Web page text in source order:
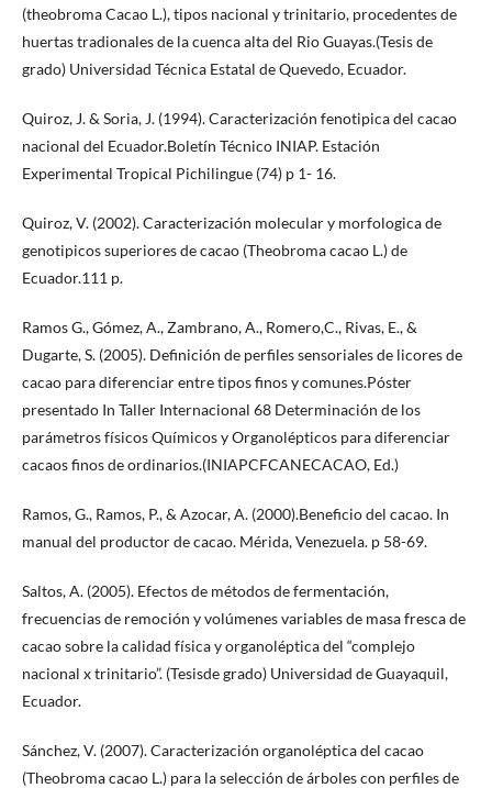
(theobroma Cacao L.), tipos nacional y trinitario, procedentes de
huertas tradionales de la cuenca alta del Rio Guayas.(Tesis de
grado) Universidad Técnica Estatal de Quevedo, Ecuador.
Quiroz, J. & Soria, J. (1994). Caracterización fenotipica del cacao
nacional del Ecuador.Boletín Técnico INIAP. Estación
Experimental Tropical Pichilingue (74) p 1- 16.
Quiroz, V. (2002). Caracterización molecular y morfologica de
genotipicos superiores de cacao (Theobroma cacao L.) de
Ecuador.111 p.
Ramos G., Gómez, A., Zambrano, A., Romero,C., Rivas, E., &
Dugarte, S. (2005). Definición de perfiles sensoriales de licores de
cacao para diferenciar entre tipos finos y comunes.Póster
presentado In Taller Internacional 68 Determinación de los
parámetros físicos Químicos y Organolépticos para diferenciar
cacaos finos de ordinarios.(INIAPCFCANECACAO, Ed.)
Ramos, G., Ramos, P., & Azocar, A. (2000).Beneficio del cacao. In
manual del productor de cacao. Mérida, Venezuela. p 58-69.
Saltos, A. (2005). Efectos de métodos de fermentación,
frecuencias de remoción y volúmenes variables de masa fresca de
cacao sobre la calidad física y organoléptica del “complejo
nacional x trinitario”. (Tesisde grado) Universidad de Guayaquil,
Ecuador.
Sánchez, V. (2007). Caracterización organoléptica del cacao
(Theobroma cacao L.) para la selección de árboles con perfiles de